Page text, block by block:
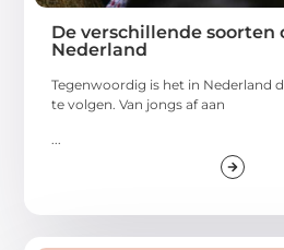
De verschillende soorten
Nederland
Tegenwoordig is het in Nederland
te volgen. Van jongs af aan
...